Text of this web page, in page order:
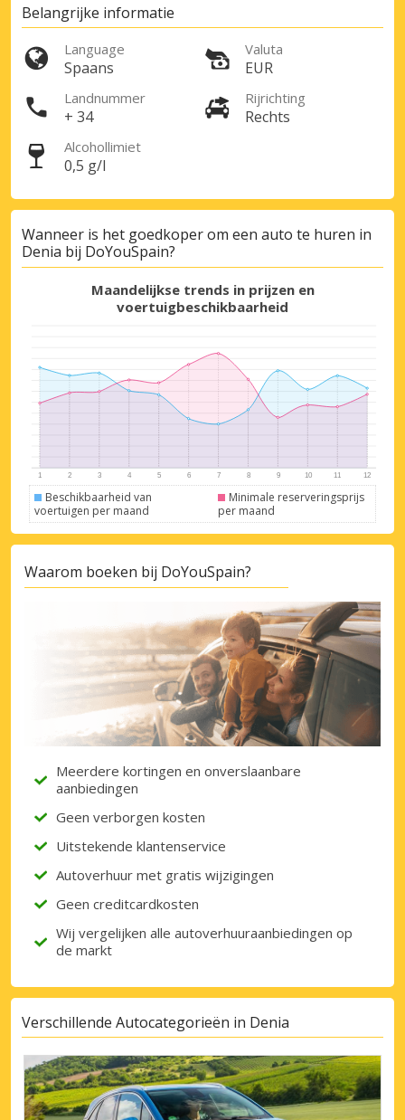
Topbesparingen
Krijg toegang tot exclusieve
Inloggen met eLink
Belangrijke informatie
Language
Spaans
Valuta
EUR
Landnummer
+ 34
Rijrichting
Rechts
Alcohollimiet
0,5 g/l
Wanneer is het goedkoper om een auto te huren in
Denia bij DoYouSpain?
Maandelijkse trends in prijzen en
voertuigbeschikbaarheid
Beschikbaarheid van
voertuigen per maand
Minimale reserveringsprijs
per maand
Waarom boeken bij DoYouSpain?
Meerdere kortingen en onverslaanbare
aanbiedingen
Geen verborgen kosten
Uitstekende klantenservice
Autoverhuur met gratis wijzigingen
Geen creditcardkosten
Wij vergelijken alle autoverhuuraanbiedingen op
de markt
Verschillende Autocategorieën in Denia